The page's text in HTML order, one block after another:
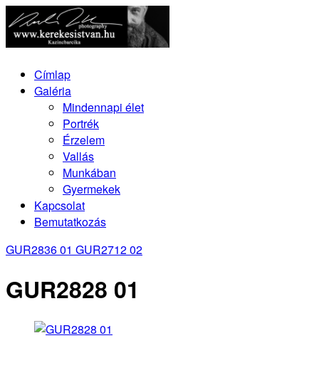
Címlap
Galéria
Mindennapi élet
Portrék
Érzelem
Vallás
Munkában
Gyermekek
Kapcsolat
Bemutatkozás
GUR2836 01 GUR2712 02
GUR2828 01